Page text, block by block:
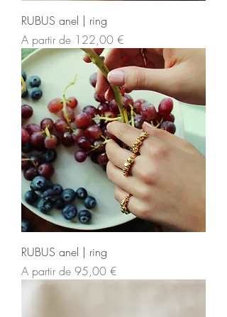
RUBUS anel | ring
A partir de 122,00 €
Preço promocional
RUBUS anel | ring
A partir de 95,00 €
Preço promocional